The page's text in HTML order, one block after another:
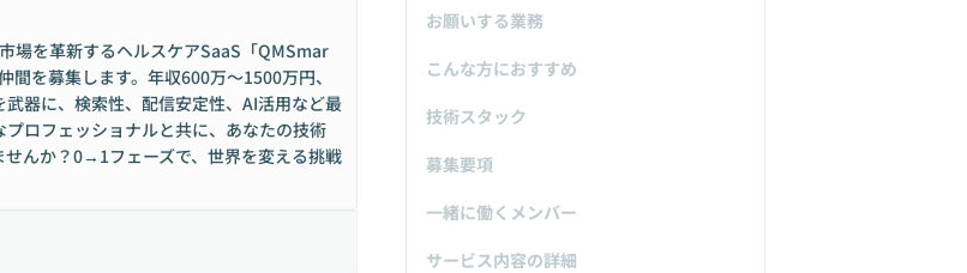
場を革新するヘルスケアSaaS「QMSmar
を募集します。年収600万〜1500万円、
器に、検索性、配信安定性、AI活用など最
ロフェッショナルと共に、あなたの技術
んか？0→1フェーズで、世界を変える挑戦
お願いする業務
こんな方におすすめ
技術スタック
募集要項
一緒に働くメンバー
サービス内容の詳細